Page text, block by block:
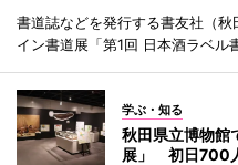
書道誌などを発行する書友社（
イン書道展「第1回 日本酒ラベル
学ぶ・知る
秋田県立博物館
展」 初日700